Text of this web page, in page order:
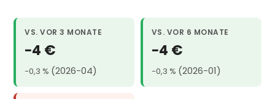
VS. VOR 3 MONATE
−4 €
−0,3 % (2026-04)
VS. VOR 6 MONATE
−4 €
−0,3 % (2026-01)